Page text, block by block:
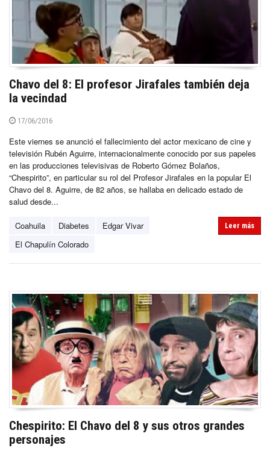
Chavo del 8: El profesor Jirafales también deja
la vecindad
17/06/2016
Este viernes se anunció el fallecimiento del actor mexicano de cine y
televisión Rubén Aguirre, internacionalmente conocido por sus papeles
en las producciones televisivas de Roberto Gómez Bolaños,
“Chespirito”, en particular su rol del Profesor Jirafales en la popular El
Chavo del 8. Aguirre, de 82 años, se hallaba en delicado estado de
salud desde...
Coahuila Diabetes
Edgar Vivar
El Chapulín Colorado
Leer más
Chespirito: El Chavo del 8 y sus otros grandes
personajes